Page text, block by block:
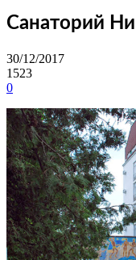
Санаторий
30/12/2017
1523
0